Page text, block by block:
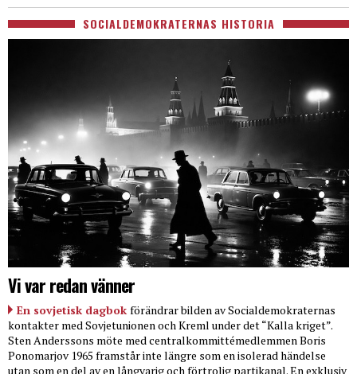
SOCIALDEMOKRATERNAS HISTORIA
Vi var redan vänner
En sovjetisk dagbok förändrar bilden av Socialdemokraternas
kontakter med Sovjetunionen och Kreml under det “Kalla kriget”.
Sten Anderssons möte med centralkommittémedlemmen Boris
Ponomarjov 1965 framstår inte längre som en isolerad händelse
utan som en del av en långvarig och förtrolig partikanal. En exklusiv